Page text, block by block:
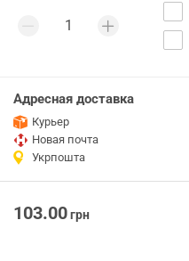
Адресная доставка
Курьер
Новая почта
Укрпошта
103.00грн